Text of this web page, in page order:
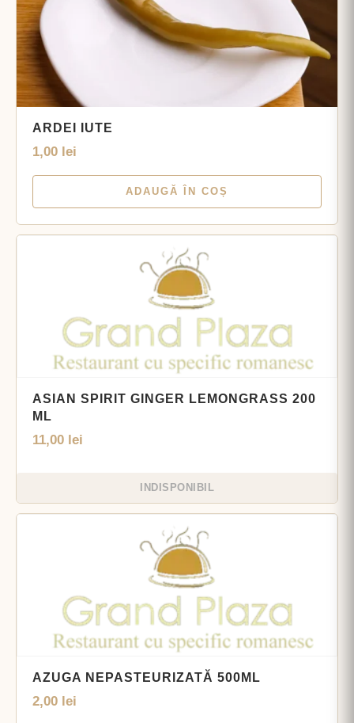
ARDEI IUTE
1,00 lei
ADAUGĂ ÎN COȘ
ASIAN SPIRIT GINGER LEMONGRASS 200
ML
11,00 lei
INDISPONIBIL
AZUGA NEPASTEURIZATĂ 500ML
2,00 lei